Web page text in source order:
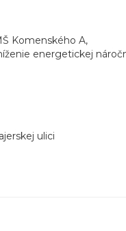
Komenského A,
energetickej
ulici